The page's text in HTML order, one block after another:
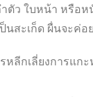
ตัว ใบหน้า หรือห
นสะเก็ด ผื่นจะค่อ
ลีกเลี่ยงการแกะ